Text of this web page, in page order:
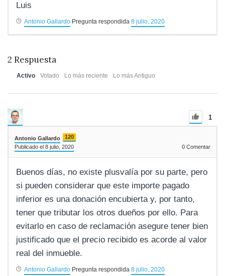
Luis
Antonio Gallardo Pregunta respondida 8 julio, 2020
2 Respuesta
Activo Votado Lo más reciente Lo más Antiguo
1
Antonio Gallardo
120
Publicado el 8 julio, 2020
0 Comentar
Buenos días, no existe plusvalía por su parte, pero
si pueden considerar que este importe pagado
inferior es una donación encubierta y, por tanto,
tener que tributar los otros dueños por ello. Para
evitarlo en caso de reclamación asegure tener bien
justificado que el precio recibido es acorde al valor
real del inmueble.
Antonio Gallardo Pregunta respondida 8 julio, 2020